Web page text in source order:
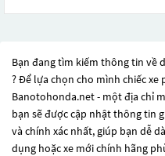
Bạn đang tìm kiếm thông tin về
? Để lựa chọn cho mình chiếc
Banotohonda.net - một địa chỉ
bạn sẽ được cập nhật thông tin
và chính xác nhất, giúp bạn dễ
dụng hoặc xe mới chính hãng